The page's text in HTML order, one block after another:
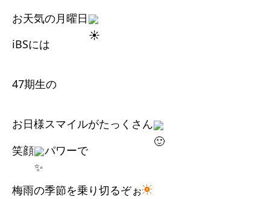
お天気の月曜日
iBSには
47期生の
お日様スマイルがたっくさん
笑顔
パワーで
梅雨の季節を乗り切るぞぉ